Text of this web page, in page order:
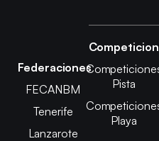
Federaciones
FECANBM
Tenerife
Lanzarote
Pista
Playa